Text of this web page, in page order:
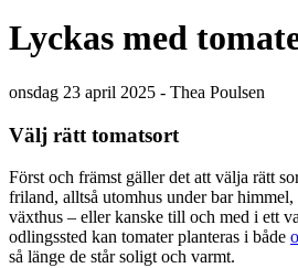
Lyckas med
onsdag 23 april 2025 - Thea Poulsen
Välj rätt tomatsort
Först och främst gäller det att välja rätt
friland, alltså utomhus under bar himmel,
växthus – eller kanske till och med i ett
odlingssted kan tomater planteras i både
så länge de står soligt och varmt.